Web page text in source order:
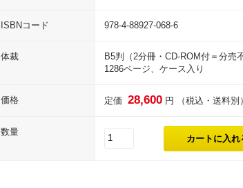
ISBNコード 978-4-88927-068-6
体裁
B5判（2分冊・CD-ROM付＝分売
1286ページ、ケース入り
価格 定価 28,600 円 （税込・送料別）
数量